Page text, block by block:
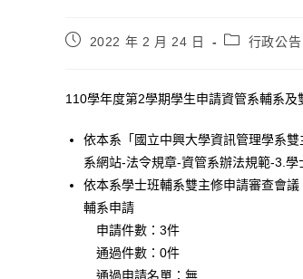
2022 年 2 月 24 日 行政公告
110學年度第2學期學生申請資管系輔系
依本系「國立中興大學資訊管理學系
系網站-法令規章-資管系辦法規範-3.學
依本系學士班輔系雙主修申請審查會議
輔系申請
申請件數：3件
通過件數：0件
通過申請名單：無